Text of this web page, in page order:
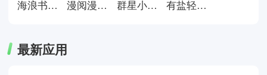
读也可以很舒适轻松。
海浪书屋纯净版 漫阅漫画纯净版 群星小说阅读app 有盐轻小说无会员版
最新应用